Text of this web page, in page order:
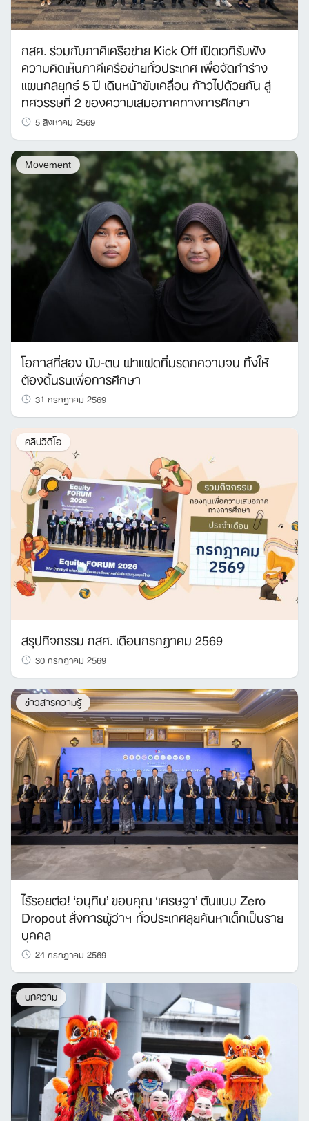
กสศ. ร่วมกับภาคีเครือข่าย Kick Off เปิดเวทีรับฟัง
ความคิดเห็นภาคีเครือข่ายทั่วประเทศ เพื่อจัดทำร่าง
แผนกลยุทธ์ 5 ปี เดินหน้าขับเคลื่อน ก้าวไปด้วยกัน สู่
ทศวรรษที่ 2 ของความเสมอภาคทางการศึกษา
5 สิงหาคม 2569
Movement
โอกาสที่สอง นับ-ตน ฝาแฝดที่มรดกความจน ทิ้งให้
ต้องดิ้นรนเพื่อการศึกษา
31 กรกฎาคม 2569
คลิปวิดีโอ
สรุปกิจกรรม กสศ. เดือนกรกฎาคม 2569
30 กรกฎาคม 2569
ข่าวสารความรู้
ไร้รอยต่อ! ‘อนุทิน’ ขอบคุณ ‘เศรษฐา’ ต้นแบบ Zero
Dropout สั่งการผู้ว่าฯ ทั่วประเทศลุยค้นหาเด็กเป็นราย
บุคคล
24 กรกฎาคม 2569
บทความ